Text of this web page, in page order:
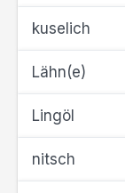
kuselich
Lähn(e)
Lingöl
nitsch